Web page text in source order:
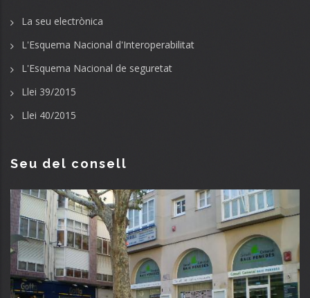
La seu electrònica
L'Esquema Nacional d'Interoperabilitat
L'Esquema Nacional de seguretat
Llei 39/2015
Llei 40/2015
Seu del consell